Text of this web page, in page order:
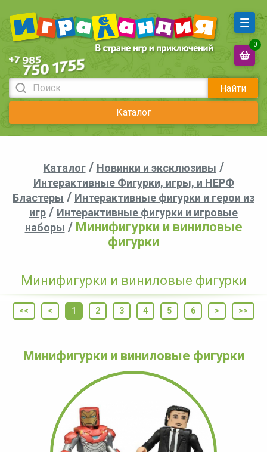
Найти
Каталог
0
Каталог/ Новинки и эксклюзивы /
Интерактивные Фигурки, игры, и НЕРФ
Бластеры / Интерактивные фигурки и герои из
игр / Интерактивные фигурки и игровые
наборы / Минифигурки и виниловые
фигурки
Минифигурки и виниловые фигурки
<< < 1 2 3 4 5 6 > >>
Минифигурки и виниловые фигурки